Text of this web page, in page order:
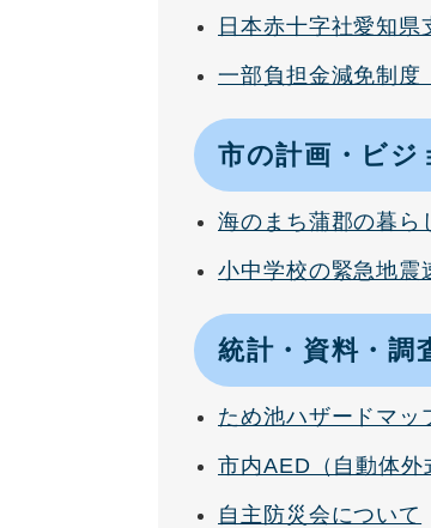
日本赤十字社愛知県
一部負担金減免制度
市の計画・ビジ
海のまち蒲郡の暮ら
小中学校の緊急地震
統計・資料・調
ため池ハザードマッ
市内AED（自動体外
自主防災会について